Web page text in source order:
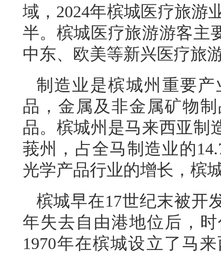
域，2024年槟城医疗旅游
半。槟城医疗旅游游客主
中东、欧美等新兴医疗旅
制造业是槟城州重要
品，金属及非金属矿物
品。槟城州是马来西亚制
莪州，占全马制造业的
光学产品行业的增长，槟
槟城早在17世纪末被开
年失去自由港地位后，
1970年在槟城设立了马